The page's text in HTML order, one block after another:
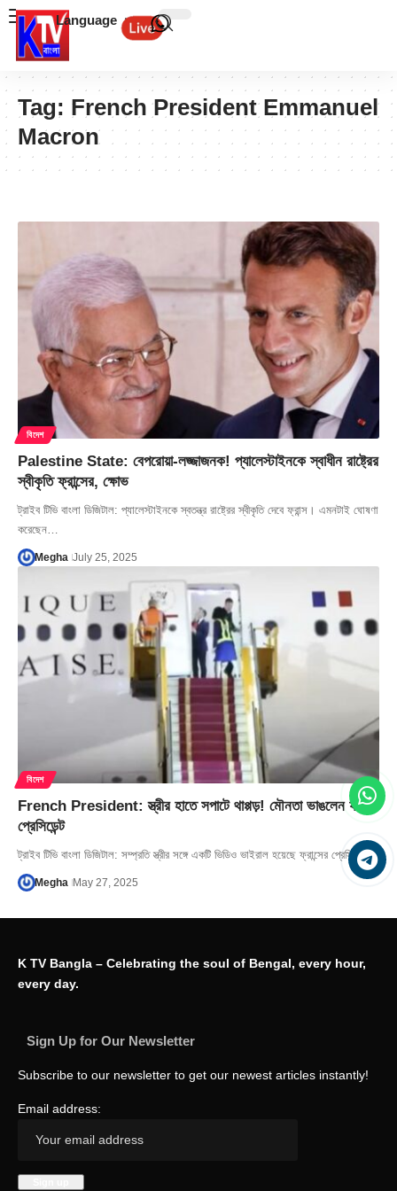
Language
Tag: French President Emmanuel
Macron
বিদেশ
Palestine State: বেপরোয়া-লজ্জাজনক! প্যালেস্টাইনকে স্বাধীন রাষ্ট্রের
স্বীকৃতি ফ্রান্সের, ক্ষোভ
ট্রাইব টিভি বাংলা ডিজিটাল: প্যালেস্টাইনকে স্বতন্ত্র রাষ্ট্রের স্বীকৃতি দেবে ফ্রান্স। এমনটাই ঘোষণা
করেছেন…
Megha July 25, 2025
বিদেশ
French President: স্ত্রীর হাতে সপাটে থাপ্পড়! মৌনতা ভাঙলেন ফরাসি
প্রেসিডেন্ট
ট্রাইব টিভি বাংলা ডিজিটাল: সম্প্রতি স্ত্রীর সঙ্গে একটি ভিডিও ভাইরাল হয়েছে ফ্রান্সের প্রেসিডেন্ট…
Megha May 27, 2025
K TV Bangla – Celebrating the soul of Bengal, every hour,
every day.
Sign Up for Our Newsletter
Subscribe to our newsletter to get our newest articles instantly!
Email address: